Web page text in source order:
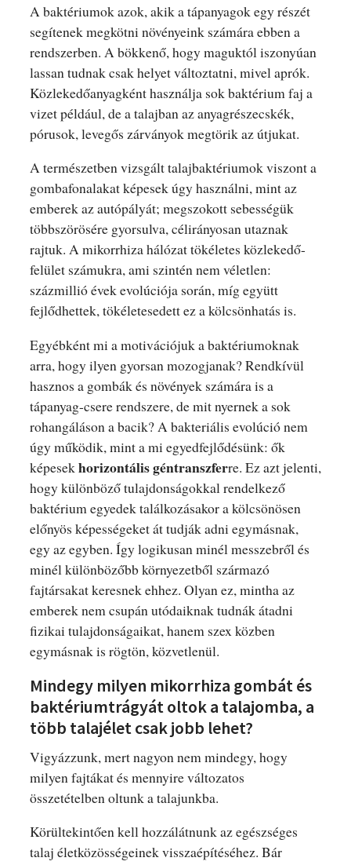
A baktériumok azok, akik a tápanyagok egy részét
segítenek megkötni növényeink számára ebben a
rendszerben. A bökkenő, hogy maguktól iszonyúan
lassan tudnak csak helyet változtatni, mivel aprók.
Közlekedőanyagként használja sok baktérium faj a
vizet például, de a talajban az anyagrészecskék,
pórusok, levegős zárványok megtörik az útjukat.
A természetben vizsgált talajbaktériumok viszont a
gombafonalakat képesek úgy használni, mint az
emberek az autópályát; megszokott sebességük
többszörösére gyorsulva, célirányosan utaznak
rajtuk. A mikorrhiza hálózat tökéletes közlekedő-
felület számukra, ami szintén nem véletlen:
százmillió évek evolúciója során, míg együtt
fejlődhettek, tökéletesedett ez a kölcsönhatás is.
Egyébként mi a motivációjuk a baktériumoknak
arra, hogy ilyen gyorsan mozogjanak? Rendkívül
hasznos a gombák és növények számára is a
tápanyag-csere rendszere, de mit nyernek a sok
rohangáláson a bacik? A bakteriális evolúció nem
úgy működik, mint a mi egyedfejlődésünk: ők
képesekhorizontális géntranszferre. Ez azt jelenti,
hogy különböző tulajdonságokkal rendelkező
baktérium egyedek találkozásakor a kölcsönösen
előnyös képességeket át tudják adni egymásnak,
egy az egyben. Így logikusan minél messzebről és
minél különbözőbb környezetből származó
fajtársakat keresnek ehhez. Olyan ez, mintha az
emberek nem csupán utódaiknak tudnák átadni
fizikai tulajdonságaikat, hanem szex közben
egymásnak is rögtön, közvetlenül.
Mindegy milyen mikorrhiza gombát és
baktériumtrágyát oltok a talajomba, a
több talajélet csak jobb lehet?
Vigyázzunk, mert nagyon nem mindegy, hogy
milyen fajtákat és mennyire változatos
összetételben oltunk a talajunkba.
Körültekintően kell hozzálátnunk az egészséges
talaj életközösségeinek visszaépítéséhez. Bár